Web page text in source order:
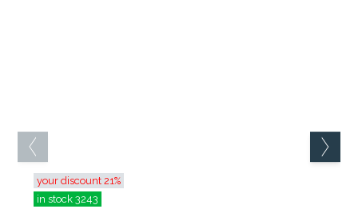
your discount 21%
in stock 3243